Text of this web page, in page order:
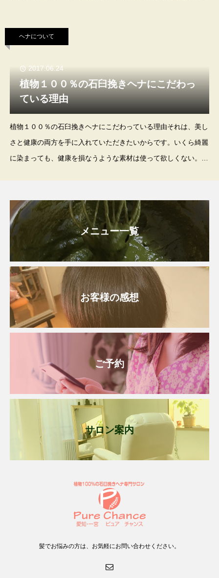
ント剤や髪染め剤は、原料は石油ですから身体
ヘナについて
2017.06.24
植物１００％の石臼挽きヘナにこだわっ
ている理由
植物１００％の石臼挽きヘナにこだわっている理由それは、美し
さと健康の両方を手に入れていただきたいからです。いくら綺麗
に染まっても、健康を損なうような素材は使って欲しくない。
メニュー一覧
お客様の感想
ご予約
サロン案内
髪でお悩みの方は、お気軽にお問い合わせください。